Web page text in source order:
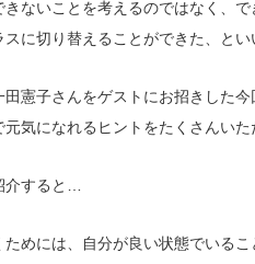
きないことを考えるのではなく、
に切り替えることができた、とい
憲子さんをゲストにお招きした今
気になれるヒントをたくさんいた
介すると…
ためには、自分が良い状態でいる